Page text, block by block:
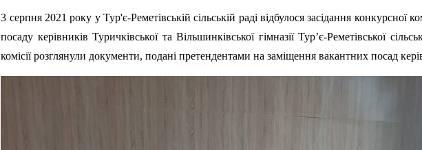
3 серпня 2021 року у Тур'є-Реметівській сільській раді відбулося засідання конкурсної
посаду керівників Туричківської та Вільшинківської гімназії Тур’є-Реметівської
комісії розглянули документи, подані претендентами на заміщення вакантних посад